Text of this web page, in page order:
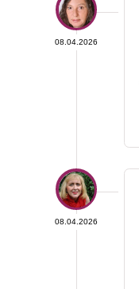
08.04.2026
08.04.2026